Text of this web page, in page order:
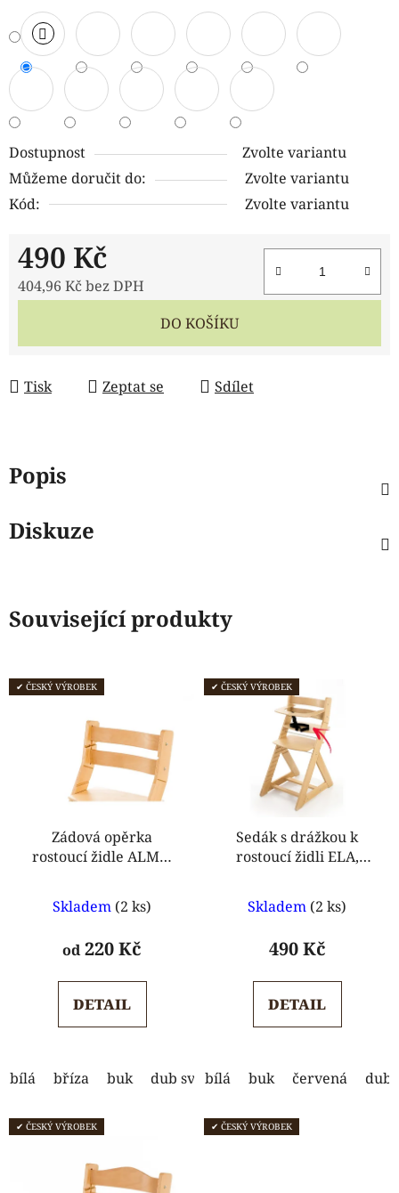
Dostupnost
Zvolte variantu
Můžeme doručit do:
Zvolte variantu
Kód:
Zvolte variantu
490 Kč
404,96 Kč bez DPH
DO KOŠÍKU
Tisk Zeptat se Sdílet
Popis
Diskuze
Související produkty
✔ ČESKÝ VÝROBEK
Zádová opěrka
rostoucí židle ALMA,
hodnocení
produktu
5,0
z
Skladem (2 ks)
od220 Kč
DETAIL
bílá bříza buk dub světlý dub tmavý ořech
✔ ČESKÝ VÝROBEK
Sedák s drážkou k
rostoucí židli ELA,
hodnocení
produktu
5,0
z
Skladem (2 ks)
490 Kč
DETAIL
bílá buk červená dub
✔ ČESKÝ VÝROBEK ✔ ČESKÝ VÝROBEK